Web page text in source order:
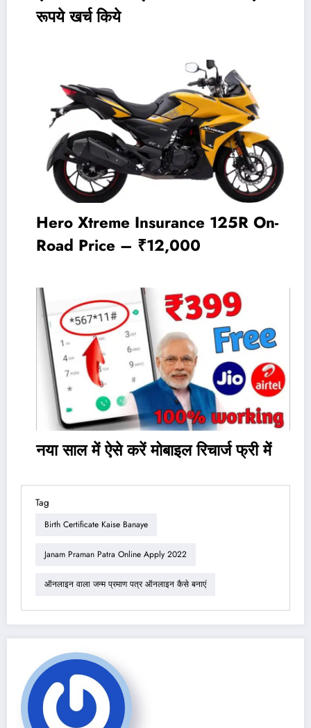
रूपये खर्च किये
Hero Xtreme Insurance 125R On-
Road Price – ₹12,000
नया साल में ऐसे करें मोबाइल रिचार्ज फ्री में
Tag
Birth Certificate Kaise Banaye
Janam Praman Patra Online Apply 2022
ऑनलाइन वाला जन्म प्रमाण पत्र ऑनलाइन कैसे बनाएं